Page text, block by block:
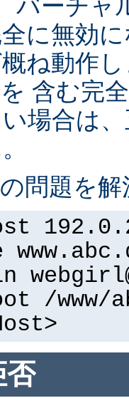
バーチャ
に無効
ね動作
含む完
場合は
問題を
/www/
否